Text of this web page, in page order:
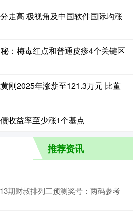
走高 极视角及中国软件国际均涨
：梅毒红点和普通皮疹4个关键区
刚2025年涨薪至121.3万元 比董
收益率至少涨1个基点
推荐资讯
期财叔排列三预测奖号：两码参考